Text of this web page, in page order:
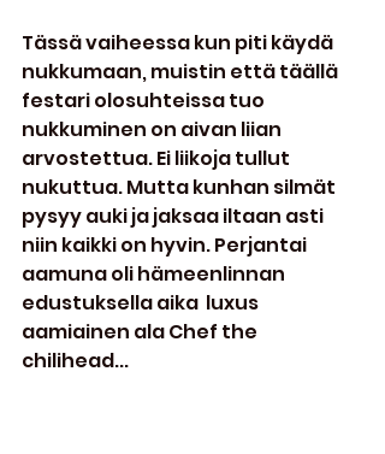
Tässä vaiheessa kun piti käydä
nukkumaan, muistin että täällä
festari olosuhteissa tuo
nukkuminen on aivan liian
arvostettua. Ei liikoja tullut
nukuttua. Mutta kunhan silmät
pysyy auki ja jaksaa iltaan asti
niin kaikki on hyvin. Perjantai
aamuna oli hämeenlinnan
edustuksella aika  luxus
aamiainen ala Chef the
chilihead...